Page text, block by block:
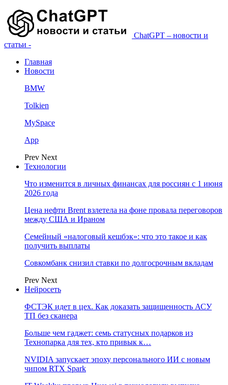
ChatGPT – новости и
статьи -
Главная
Новости
BMW
Tolkien
MySpace
App
Prev Next
Технологии
Что изменится в личных финансах для россиян с 1 июня
2026 года
Цена нефти Brent взлетела на фоне провала переговоров
между США и Ираном
Семейный «налоговый кешбэк»: что это такое и как
получить выплаты
Совкомбанк снизил ставки по долгосрочным вкладам
Prev Next
Нейросеть
ФСТЭК идет в цех. Как доказать защищенность АСУ
ТП без сканера
Больше чем гаджет: семь статусных подарков из
Технопарка для тех, кто привык к…
NVIDIA запускает эпоху персонального ИИ с новым
чипом RTX Spark